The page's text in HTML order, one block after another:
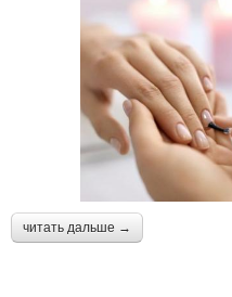
читать дальше →